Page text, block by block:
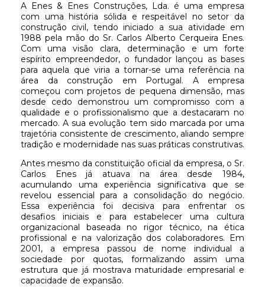
A Enes & Enes Construções, Lda. é uma empresa
com uma história sólida e respeitável no setor da
construção civil, tendo iniciado a sua atividade em
1988 pela mão do Sr. Carlos Alberto Cerqueira Enes.
Com uma visão clara, determinação e um forte
espírito empreendedor, o fundador lançou as bases
para aquela que viria a tornar-se uma referência na
área da construção em Portugal. A empresa
começou com projetos de pequena dimensão, mas
desde cedo demonstrou um compromisso com a
qualidade e o profissionalismo que a destacaram no
mercado. A sua evolução tem sido marcada por uma
trajetória consistente de crescimento, aliando sempre
tradição e modernidade nas suas práticas construtivas.
Antes mesmo da constituição oficial da empresa, o Sr.
Carlos Enes já atuava na área desde 1984,
acumulando uma experiência significativa que se
revelou essencial para a consolidação do negócio.
Essa experiência foi decisiva para enfrentar os
desafios iniciais e para estabelecer uma cultura
organizacional baseada no rigor técnico, na ética
profissional e na valorização dos colaboradores. Em
2001, a empresa passou de nome individual a
sociedade por quotas, formalizando assim uma
estrutura que já mostrava maturidade empresarial e
capacidade de expansão.